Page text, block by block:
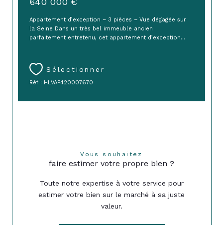
Appartement d’exception – 3 pièces – Vue dégagée sur
la Seine Dans un très bel immeuble ancien
parfaitement entretenu, cet appartement d’exception...
Sélectionner
Réf : HLVAP420007670
Vous souhaitez
faire estimer votre propre bien ?
Toute notre expertise à votre service pour
estimer votre bien sur le marché à sa juste
valeur.